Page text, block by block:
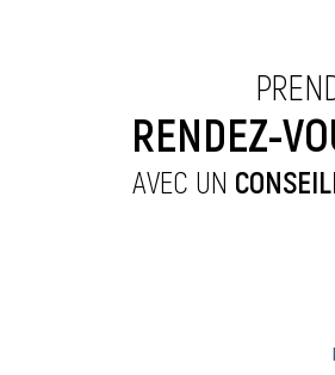
RENDEZ-
AVEC UN